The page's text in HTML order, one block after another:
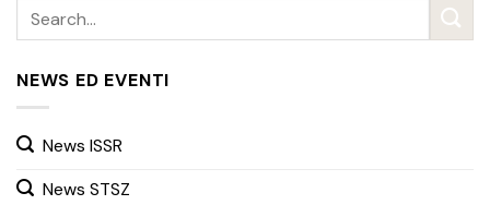
NEWS ED EVENTI
News ISSR
News STSZ